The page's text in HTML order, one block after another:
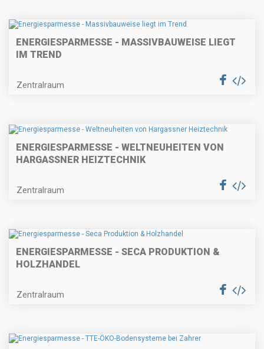
ENERGIESPARMESSE - MASSIVBAUWEISE LIEGT
IM TREND
Zentralraum
ENERGIESPARMESSE - WELTNEUHEITEN VON
HARGASSNER HEIZTECHNIK
Zentralraum
ENERGIESPARMESSE - SECA PRODUKTION &
HOLZHANDEL
Zentralraum